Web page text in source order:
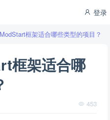
登录
框架适合哪些类型的项目？
框架适合哪
453